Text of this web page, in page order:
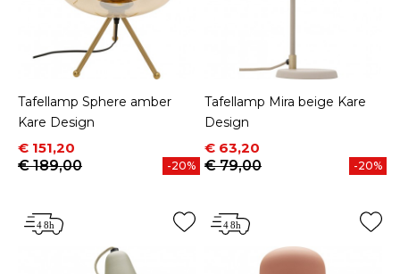
Tafellamp Sphere amber
Kare Design
Prijs
€ 151,20
Normale prijs
€ 189,00
-20%
Tafellamp Mira beige Kare
Design
Prijs
€ 63,20
Normale prijs
€ 79,00
-20%